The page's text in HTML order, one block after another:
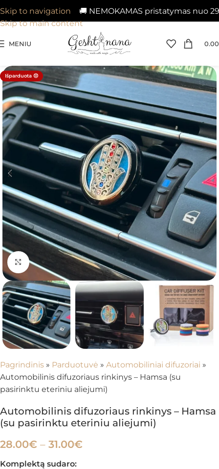
🚚 NEMOKAMAS pristatymas nuo 29€ į
Skip to navigation
Skip to main content
MENIU 0.00
Išparduota 😔
Spustelėkite, kad padidintumėte
Pagrindinis » Parduotuvė » Automobiliniai difuzoriai »
Automobilinis difuzoriaus rinkinys – Hamsa (su
pasirinktu eteriniu aliejumi)
Automobilinis difuzoriaus rinkinys – Hamsa
(su pasirinktu eteriniu aliejumi)
28.00€ – 31.00€
Komplektą sudaro: